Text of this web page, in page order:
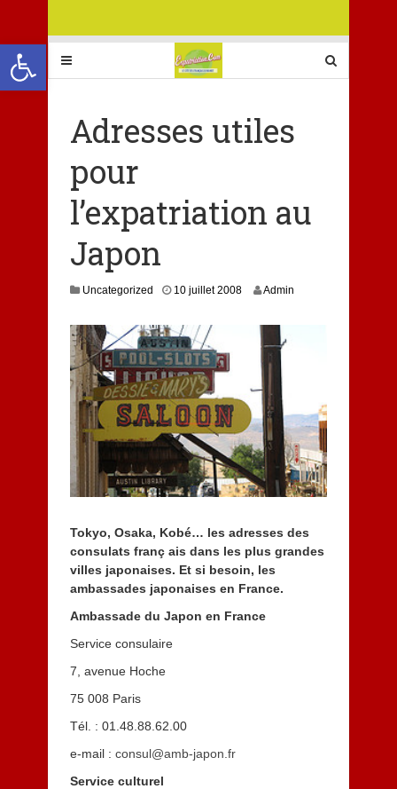
Ouvrir la barre d’outils
Adresses utiles
pour
l’expatriation au
Japon
Uncategorized 10 juillet 20082
b
e
2
0
1
4
Admin
Tokyo, Osaka, Kobé… les adresses des
consulats franç ais dans les plus grandes
villes japonaises. Et si besoin, les
ambassades japonaises en France.
Ambassade du Japon en France
Service consulaire
7, avenue Hoche
75 008 Paris
Tél. : 01.48.88.62.00
e-mail : consul@amb-japon.fr
Service culturel